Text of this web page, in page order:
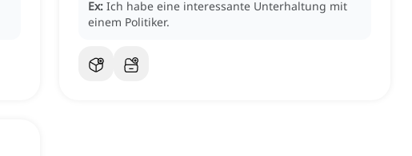
Ex: Ich habe eine interessante Unterhaltung mit
einem Politiker.